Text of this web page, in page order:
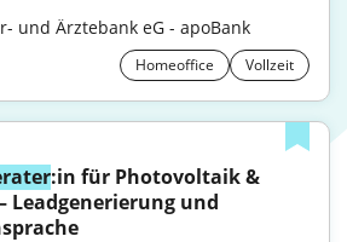
und Ärztebank eG - apoBank
Homeoffice Vollzeit
:in für Photovoltaik &
Leadgenerierung und